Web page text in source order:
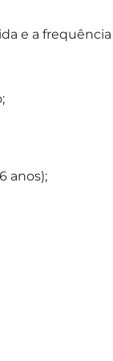
e a
anos);